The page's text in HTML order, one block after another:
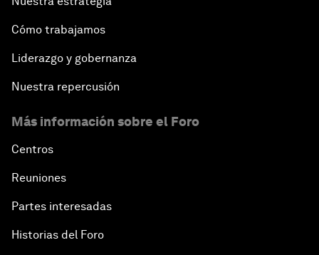
Cómo trabajamos
Liderazgo y gobernanza
Nuestra repercusión
Más información sobre el Foro
Centros
Reuniones
Partes interesadas
Historias del Foro